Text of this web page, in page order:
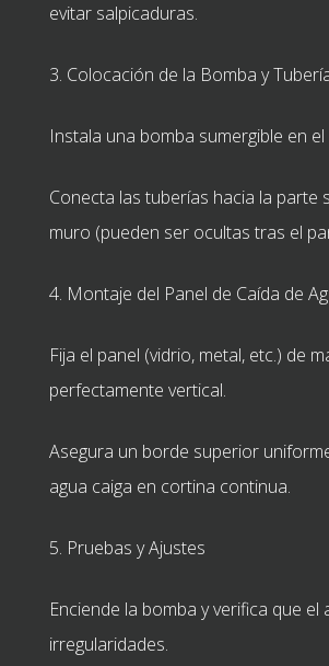
evitar salpicaduras.
3. Colocación de la Bomba y
Instala una bomba sumergible en
Conecta las tuberías hacia la parte
muro (pueden ser ocultas tras el
4. Montaje del Panel de Caída de
Fija el panel (vidrio, metal, etc.) de
perfectamente vertical.
Asegura un borde superior
agua caiga en cortina continua.
5. Pruebas y Ajustes
Enciende la bomba y verifica que el
irregularidades.